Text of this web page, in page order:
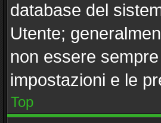
database del
Utente;
non essere
impostazioni e le
Top